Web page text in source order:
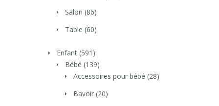
Salon (86)
Table (60)
Enfant (591)
Bébé (139)
Accessoires pour bébé (28)
Bavoir (20)